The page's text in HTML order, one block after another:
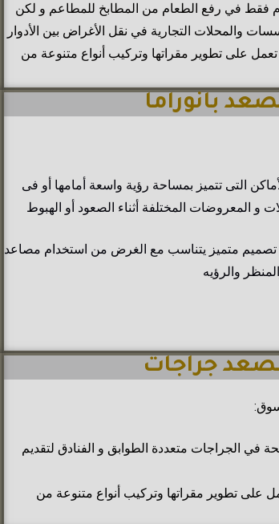
فقط في رفع الطعام من المطابخ للمطاعم و لكن
والمحلات التجارية في نقل الأغراض بين الأدوار
على تطوير مقراتها وتركيب أنواع متنوعة من
التى تتميز بمساحة رؤية واسعة أمامها أو فى
و المعروضات المختلفة أثناء الصعود أو الهبوط
تصميم متميز يتناسب مع الغرض من استخدام مصاعد
والرؤيه
الجراجات متعددة الطوابق و الفنادق لتقديم
على تطوير مقراتها وتركيب أنواع متنوعة من